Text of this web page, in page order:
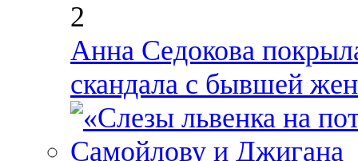
2
Анна Седокова
скандала с бывшей